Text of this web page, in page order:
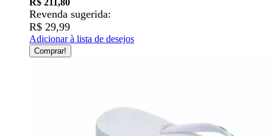
R$ 211,80
Revenda sugerida:
R$ 29,99
Adicionar à lista de desejos
Comprar!